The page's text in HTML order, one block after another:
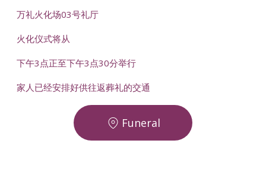
万礼火化场03号礼厅
火化仪式将从
下午3点正至下午3点30分举行
家人已经安排好供往返葬礼的交通
Funeral